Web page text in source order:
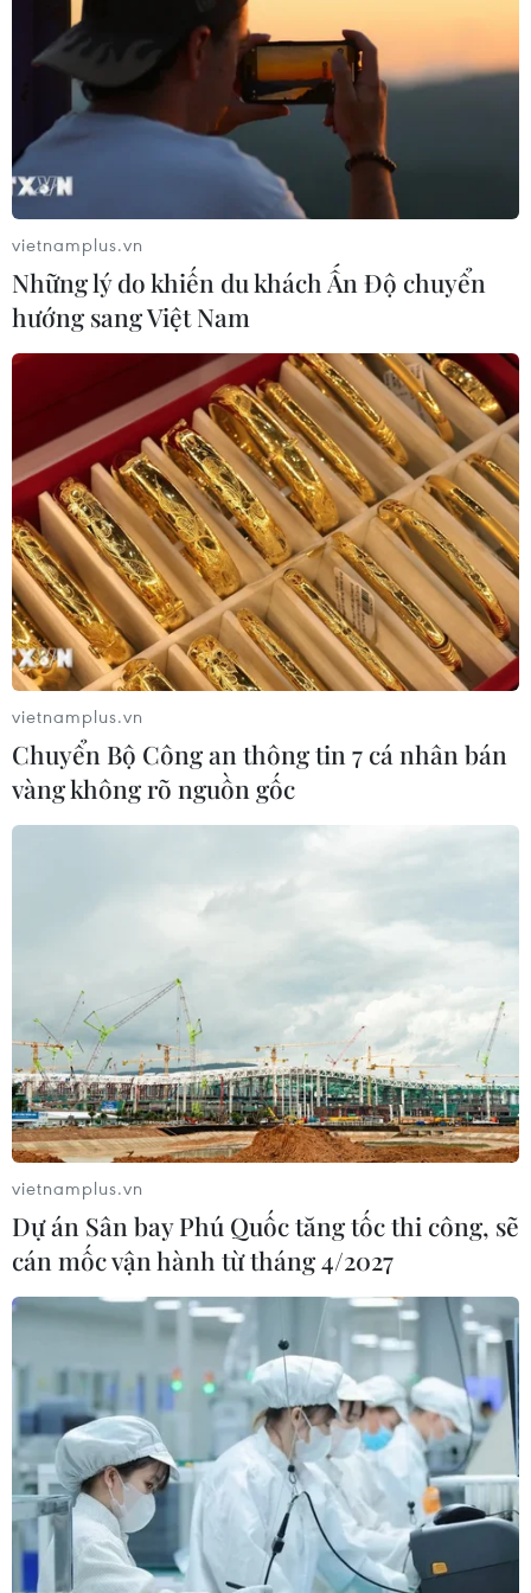
vietnamplus.vn
Những lý do khiến du khách Ấn Độ chuyển
hướng sang Việt Nam
vietnamplus.vn
Chuyển Bộ Công an thông tin 7 cá nhân bán
vàng không rõ nguồn gốc
vietnamplus.vn
Dự án Sân bay Phú Quốc tăng tốc thi công, sẽ
cán mốc vận hành từ tháng 4/2027